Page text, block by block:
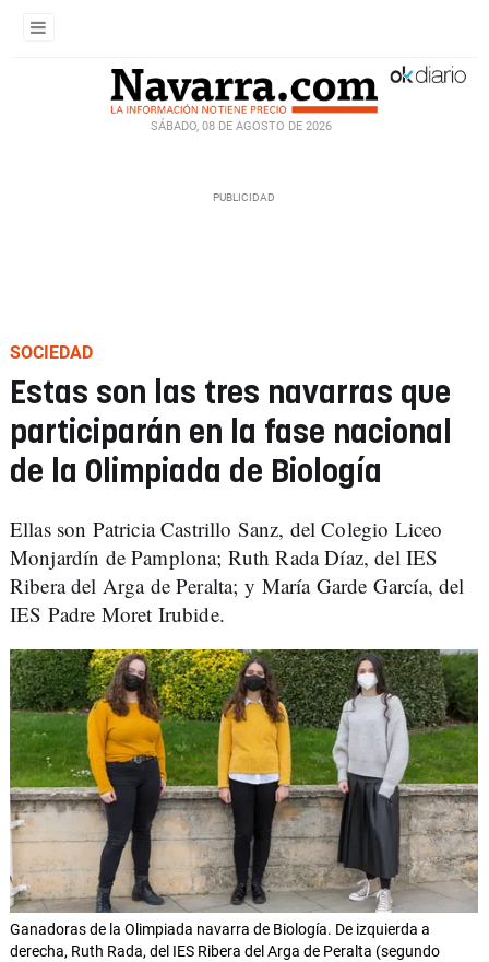
SÁBADO, 08 DE AGOSTO DE 2026
SOCIEDAD
Estas son las tres navarras que
participarán en la fase nacional
de la Olimpiada de Biología
Ellas son Patricia Castrillo Sanz, del Colegio Liceo
Monjardín de Pamplona; Ruth Rada Díaz, del IES
Ribera del Arga de Peralta; y María Garde García, del
IES Padre Moret Irubide.
Ganadoras de la Olimpiada navarra de Biología. De izquierda a
derecha, Ruth Rada, del IES Ribera del Arga de Peralta (segundo